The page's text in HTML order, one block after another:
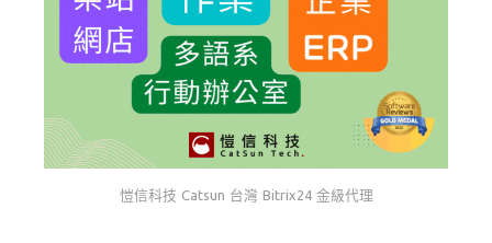
愷信科技 Catsun 台灣 Bitrix24 金級代理